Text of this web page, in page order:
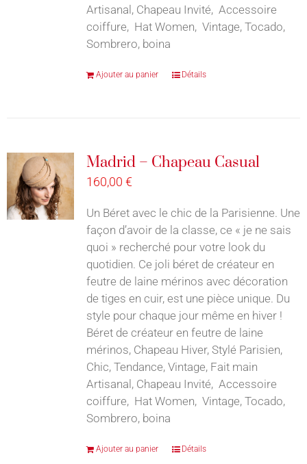
Artisanal, Chapeau Invité, Accessoire
coiffure, Hat Women, Vintage, Tocado,
Sombrero, boina
Ajouter au panier Détails
Madrid – Chapeau Casual
160,00 €
Un Béret avec le chic de la Parisienne. Une
façon d’avoir de la classe, ce « je ne sais
quoi » recherché pour votre look du
quotidien. Ce joli béret de créateur en
feutre de laine mérinos avec décoration
de tiges en cuir, est une pièce unique. Du
style pour chaque jour même en hiver !
Béret de créateur en feutre de laine
mérinos, Chapeau Hiver, Stylé Parisien,
Chic, Tendance, Vintage, Fait main
Artisanal, Chapeau Invité, Accessoire
coiffure, Hat Women, Vintage, Tocado,
Sombrero, boina
Ajouter au panier Détails